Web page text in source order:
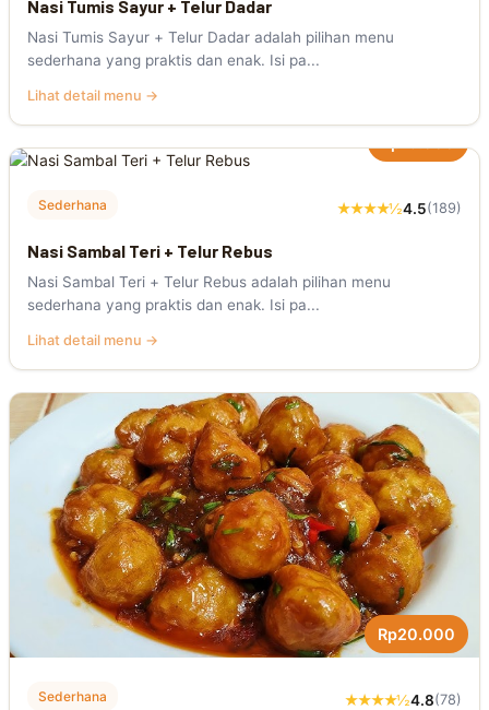
Nasi Tumis Sayur + Telur Dadar
Nasi Tumis Sayur + Telur Dadar adalah pilihan menu
sederhana yang praktis dan enak. Isi pa...
Lihat detail menu →
Sederhana ★★★★½4.5(189)
Nasi Sambal Teri + Telur Rebus
Nasi Sambal Teri + Telur Rebus adalah pilihan menu
sederhana yang praktis dan enak. Isi pa...
Lihat detail menu →
Rp20.000
Sederhana ★★★★½4.8(78)